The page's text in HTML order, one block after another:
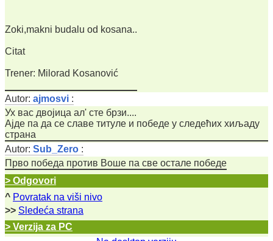
Zoki,makni budalu od kosana..
Citat
Trener: Milorad Kosanović
Autor: ajmosvi :
Ух вас двојица ал' сте брзи....
Ајде па да се славе титуле и победе у следећих хиљаду
страна
Autor: Sub_Zero :
Прво победа против Воше па све остале победе
> Odgovori
^ Povratak na viši nivo
>> Sledeća strana
> Verzija za PC